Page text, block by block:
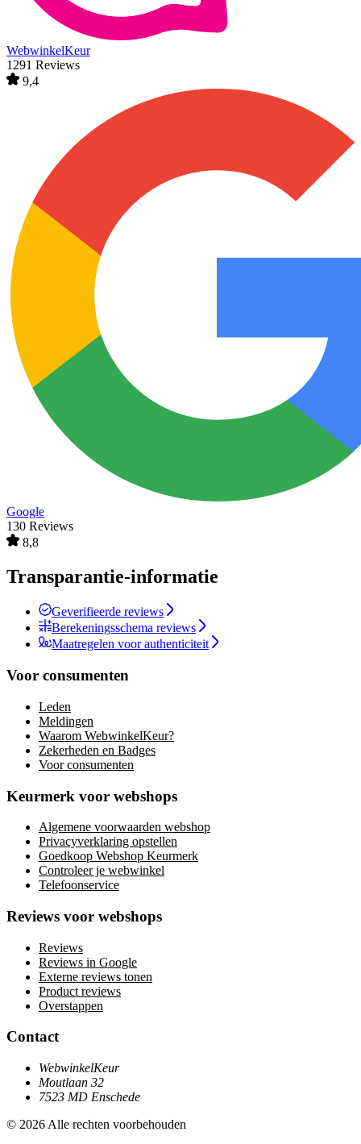
WebwinkelKeur
1291 Reviews
9,4
Google
130 Reviews
8,8
Transparantie-informatie
Geverifieerde reviews
Berekeningsschema reviews
Maatregelen voor authenticiteit
Voor consumenten
Leden
Meldingen
Waarom WebwinkelKeur?
Zekerheden en Badges
Voor consumenten
Keurmerk voor webshops
Algemene voorwaarden webshop
Privacyverklaring opstellen
Goedkoop Webshop Keurmerk
Controleer je webwinkel
Telefoonservice
Reviews voor webshops
Reviews
Reviews in Google
Externe reviews tonen
Product reviews
Overstappen
Contact
WebwinkelKeur
Moutlaan 32
7523 MD Enschede
© 2026 Alle rechten voorbehouden